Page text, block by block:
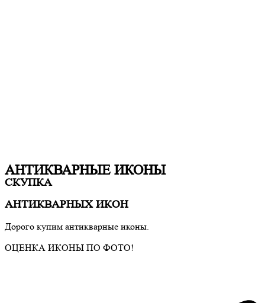
АНТИКВАРНЫЕ ИКОНЫ
СКУПКА
АНТИКВАРНЫХ ИКОН
Дорого купим антикварные иконы.
ОЦЕНКА ИКОНЫ ПО ФОТО!